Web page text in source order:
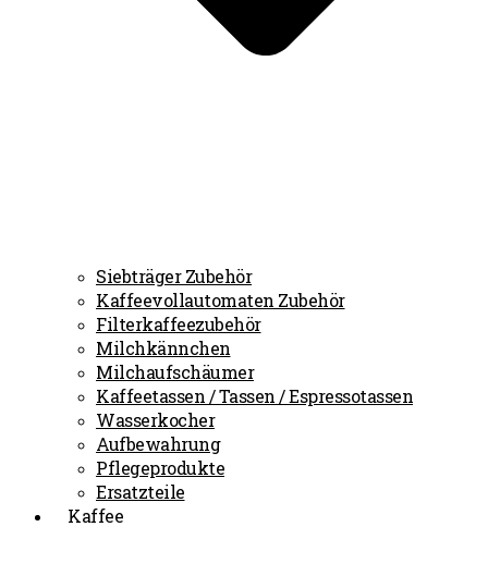
Siebträger Zubehör
Kaffeevollautomaten Zubehör
Filterkaffeezubehör
Milchkännchen
Milchaufschäumer
Kaffeetassen / Tassen / Espressotassen
Wasserkocher
Aufbewahrung
Pflegeprodukte
Ersatzteile
Kaffee